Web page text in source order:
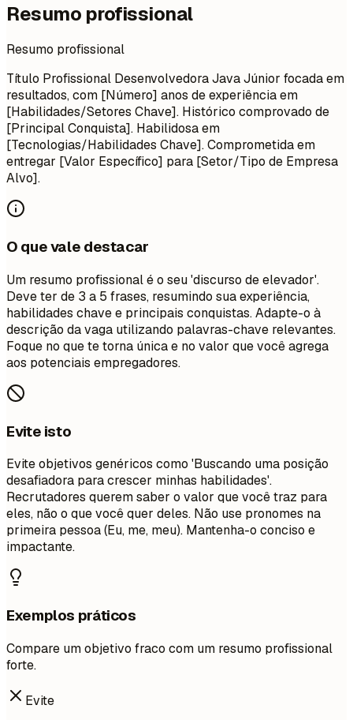
Resumo profissional
Resumo profissional
Título Profissional Desenvolvedora Java Júnior focada em
resultados, com [Número] anos de experiência em
[Habilidades/Setores Chave]. Histórico comprovado de
[Principal Conquista]. Habilidosa em
[Tecnologias/Habilidades Chave]. Comprometida em
entregar [Valor Específico] para [Setor/Tipo de Empresa
Alvo].
O que vale destacar
Um resumo profissional é o seu 'discurso de elevador'.
Deve ter de 3 a 5 frases, resumindo sua experiência,
habilidades chave e principais conquistas. Adapte-o à
descrição da vaga utilizando palavras-chave relevantes.
Foque no que te torna única e no valor que você agrega
aos potenciais empregadores.
Evite isto
Evite objetivos genéricos como 'Buscando uma posição
desafiadora para crescer minhas habilidades'.
Recrutadores querem saber o valor que você traz para
eles, não o que você quer deles. Não use pronomes na
primeira pessoa (Eu, me, meu). Mantenha-o conciso e
impactante.
Exemplos práticos
Compare um objetivo fraco com um resumo profissional
forte.
Evite